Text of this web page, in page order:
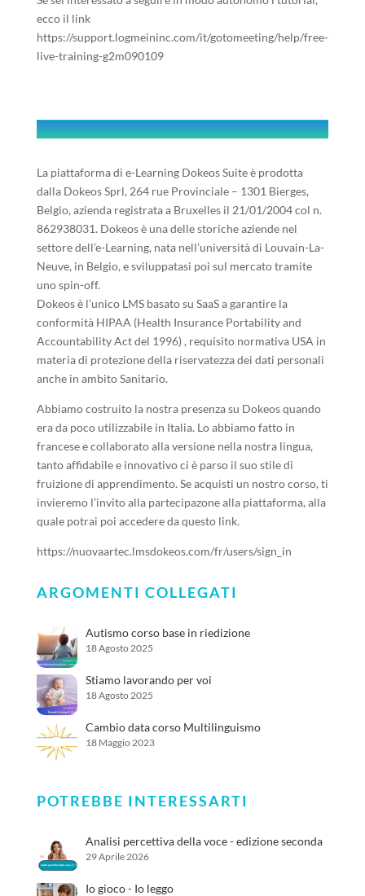
ecco il link
https://support.logmeininc.com/it/gotomeeting/help/free-
live-training-g2m090109
La piattaforma di e-Learning Dokeos Suite è prodotta
dalla Dokeos Sprl, 264 rue Provinciale – 1301 Bierges,
Belgio, azienda registrata a Bruxelles il 21/01/2004 col n.
862938031. Dokeos è una delle storiche aziende nel
settore dell’e-Learning, nata nell’università di Louvain-La-
Neuve, in Belgio, e sviluppatasi poi sul mercato tramite
uno spin-off.
Dokeos è l’unico LMS basato su SaaS a garantire la
conformità HIPAA (Health Insurance Portability and
Accountability Act del 1996) , requisito normativa USA in
materia di protezione della riservatezza dei dati personali
anche in ambito Sanitario.
Abbiamo costruito la nostra presenza su Dokeos quando
era da poco utilizzabile in Italia. Lo abbiamo fatto in
francese e collaborato alla versione nella nostra lingua,
tanto affidabile e innovativo ci è parso il suo stile di
fruizione di apprendimento. Se acquisti un nostro corso, ti
invieremo l’invito alla partecipazone alla piattaforma, alla
quale potrai poi accedere da questo link.
https://nuovaartec.lmsdokeos.com/fr/users/sign_in
ARGOMENTI COLLEGATI
Autismo corso base in riedizione
18 Agosto 2025
Stiamo lavorando per voi
18 Agosto 2025
Cambio data corso Multilinguismo
18 Maggio 2023
POTREBBE INTERESSARTI
Analisi percettiva della voce - edizione seconda
29 Aprile 2026
Io gioco - Io leggo